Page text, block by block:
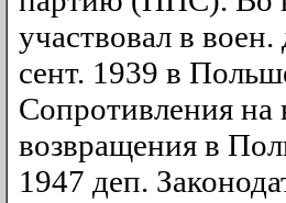
участвовал в
сент. 1939 в
Сопротивления
возвращения в
1947 деп.